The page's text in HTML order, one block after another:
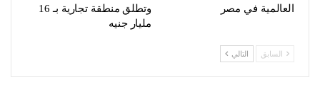
العالمية في مصر
وتطلق منطقة تجارية بـ 16
مليار جنيه
السابق التالي